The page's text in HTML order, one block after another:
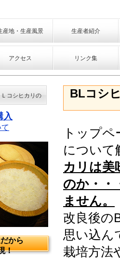
産地・生産風景 生産者紹介
アクセス リンク集
BLコシ
トップ
について
カリは美
のか・・
ません。
改良後の
思い込ん
栽培方法
コシヒカリの
入
から
！